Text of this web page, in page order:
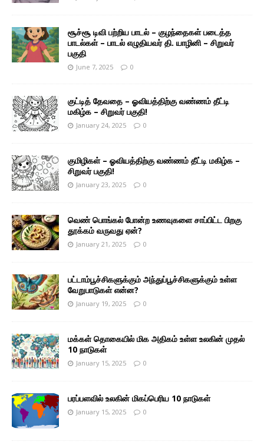
சூச்சூ டிவி பற்றிய பாடல் – குழந்தைகள் படைத்த
பாடல்கள் – பாடல் எழுதியவர் தி. யாழினி – சிறுவர்
பகுதி
June 7, 2025 0
குட்டித் தேவதை – ஓவியத்திற்கு வண்ணம் தீட்டி
மகிழ்க – சிறுவர் பகுதி!
January 24, 2025 0
குமிழிகள் – ஓவியத்திற்கு வண்ணம் தீட்டி மகிழ்க –
சிறுவர் பகுதி!
January 23, 2025 0
வெண் பொங்கல் போன்ற உணவுகளை சாப்பிட்ட பிறகு
தூக்கம் வருவது ஏன்?
January 21, 2025 0
பட்டாம்பூச்சிகளுக்கும் அந்துப்பூச்சிகளுக்கும் உள்ள
வேறுபாடுகள் என்ன?
January 19, 2025 0
மக்கள் தொகையில் மிக அதிகம் உள்ள உலகின் முதல்
10 நாடுகள்
January 15, 2025 0
பரப்பளவில் உலகின் மிகப்பெரிய 10 நாடுகள்
January 15, 2025 0